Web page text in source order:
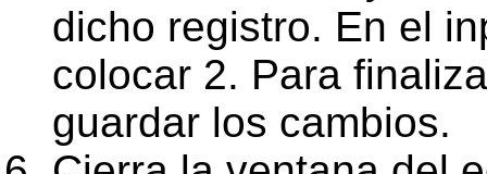
dicho registro. En el
colocar 2. Para
guardar los cambios.